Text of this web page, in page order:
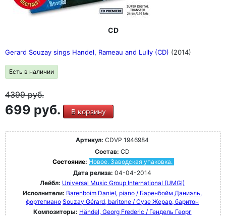
CD
Gerard Souzay sings Handel, Rameau and Lully (CD) (2014)
Есть в наличии
4399руб.
699 руб. В корзину
Артикул: CDVP 1946984
Состав: CD
Состояние: Новое. Заводская упаковка.
Дата релиза: 04-04-2014
Лейбл: Universal Music Group International (UMGI)
Исполнители: Barenboim Daniel, piano / Баренбойм Даниэль,
фортепиано Souzay Gérard, baritone / Сузе Жерар, баритон
Композиторы: Händel, Georg Frederic / Гендель Георг